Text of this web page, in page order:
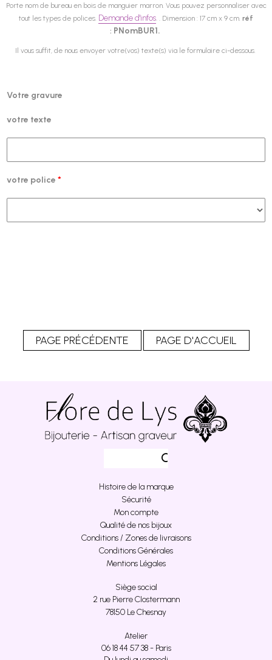
Porte nom de bureau en bois de manguier marron. Vous pouvez personnaliser avec
tout les types de polices. Demande d'infos.. Dimension : 17 cm x 9 cm. réf
: PNomBUR1.
Il vous suffit, de nous envoyer votre(vos) texte(s) via le formulaire ci-dessous.
Votre gravure
votre texte
votre police*
Histoire de la marque
Sécurité
Mon compte
Qualité de nos bijoux
Conditions / Zones de livraisons
Conditions Générales
Mentions Légales
Siège social
2 rue Pierre Clostermann
78150 Le Chesnay
Atelier
06 18 44 57 38 - Paris